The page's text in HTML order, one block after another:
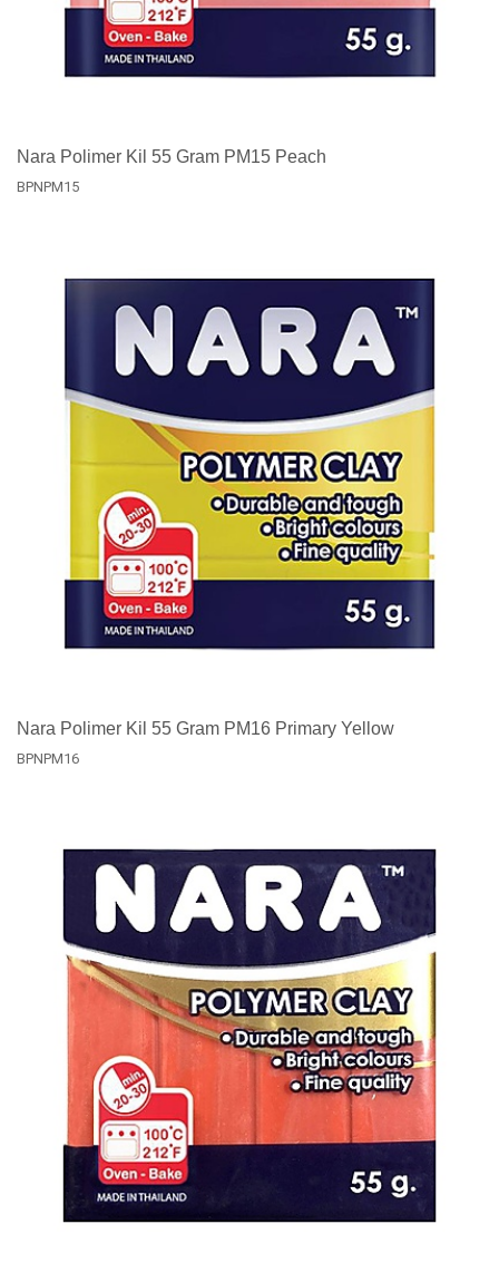
Nara Polimer Kil 55 Gram PM15 Peach
BPNPM15
Nara Polimer Kil 55 Gram PM16 Primary Yellow
BPNPM16